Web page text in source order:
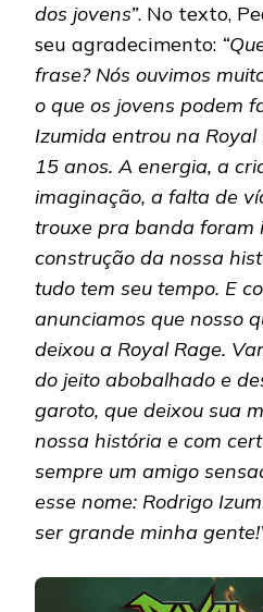
dos jovens”. No texto,
seu agradecimento:
frase? Nós ouvimos
o que os jovens podem
Izumida entrou na
15 anos. A energia, a
imaginação, a falta de
trouxe pra banda foram
construção da nossa
tudo tem seu tempo. E
anunciamos que nosso
deixou a Royal Rage.
do jeito abobalhado e
garoto, que deixou sua
nossa história e com
sempre um amigo
esse nome: Rodrigo
ser grande minha